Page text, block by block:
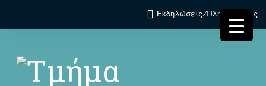
Εκδηλώσεις/Πληροφορίες